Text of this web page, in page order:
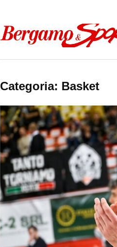
Categoria: Basket